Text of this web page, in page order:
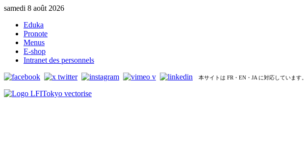
samedi 8 août 2026
Eduka
Pronote
Menus
E-shop
Intranet des personnels
本サイトは FR・EN・JA に対応しています。